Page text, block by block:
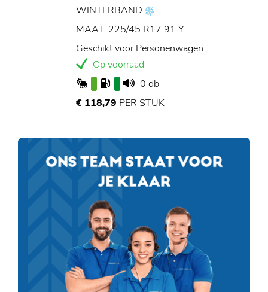
WINTERBAND
MAAT: 225/45 R17 91 Y
Geschikt voor Personenwagen
Op voorraad
0 db
€ 118,79 PER STUK